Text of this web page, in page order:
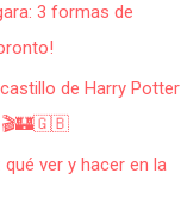
3 formas de
de Harry Potter
🎬🏰🇬🇧
ver y hacer en la